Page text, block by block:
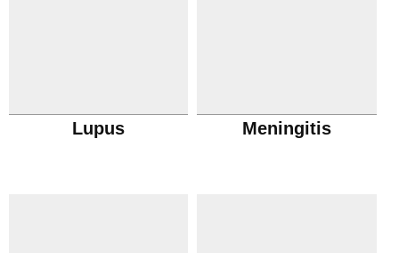
Lupus Meningitis